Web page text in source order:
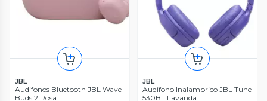
JBL
Audifonos Bluetooth JBL Wave
Buds 2 Rosa
JBL
Audifono Inalambrico JBL Tune
530BT Lavanda